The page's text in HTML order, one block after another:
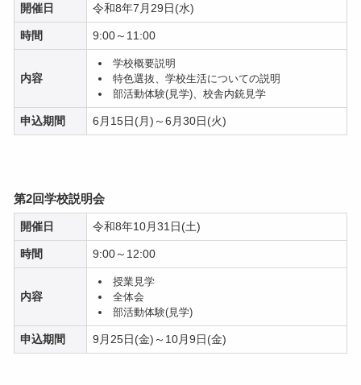
開催日 令和8年7月29日(水)
時間 9:00～11:00
内容
学校概要説明
特色選抜、学校生活についての説明
部活動体験(見学)、校舎内銃見学
申込期間 6月15日(月)～6月30日(火)
第2回学校説明会
開催日 令和8年10月31日(土)
時間 9:00～12:00
内容
授業見学
全体会
部活動体験(見学)
申込期間 9月25日(金)～10月9日(金)